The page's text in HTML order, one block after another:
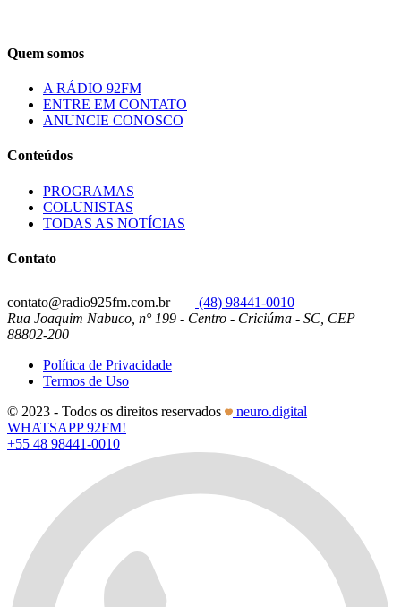
Quem somos
A RÁDIO 92FM
ENTRE EM CONTATO
ANUNCIE CONOSCO
Conteúdos
PROGRAMAS
COLUNISTAS
TODAS AS NOTÍCIAS
Contato
contato@radio925fm.com.br
(48) 98441-0010
Rua Joaquim Nabuco, n° 199 - Centro - Criciúma - SC, CEP
88802-200
Política de Privacidade
Termos de Uso
© 2023 - Todos os direitos reservados
neuro.digital
WHATSAPP 92FM!
+55 48 98441-0010